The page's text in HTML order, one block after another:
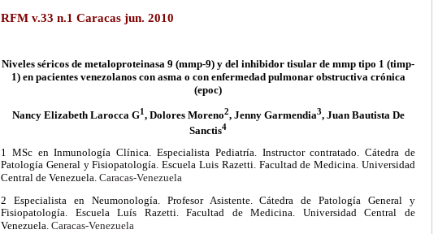
RFM v.33 n.1 Caracas jun. 2010
Niveles séricos de metaloproteinasa 9 (mmp-9) y del inhibidor tisular de mmp tipo 1 (timp-
1) en pacientes venezolanos con asma o con enfermedad pulmonar obstructiva crónica
(epoc)
Nancy Elizabeth Larocca G1, Dolores Moreno2, Jenny Garmendia3, Juan Bautista De
Sanctis4
1 MSc en Inmunología Clínica. Especialista Pediatría. Instructor contratado. Cátedra de
Patología General y Fisiopatología. Escuela Luis Razetti. Facultad de Medicina. Universidad
Central de Venezuela. Caracas-Venezuela
2 Especialista en Neumonología. Profesor Asistente. Cátedra de Patología General y
Fisiopatología. Escuela Luís Razetti. Facultad de Medicina. Universidad Central de
Venezuela. Caracas-Venezuela